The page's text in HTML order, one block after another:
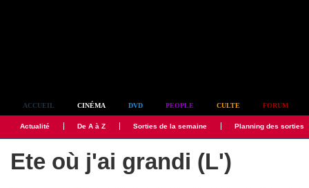
ACCUEIL CINÉMA DVD PEOPLE CULTE FORUM
Actualité De A à Z Sorties de la semaine Planning des sorties
Ete où j'ai grandi (L')